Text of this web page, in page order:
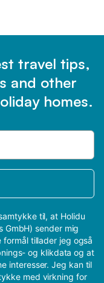
travel tips,
and other
homes.
til, at Holidu
GmbH) sender mig
tillader jeg også
og klikdata og at
interesser. Jeg kan til
med virkning for